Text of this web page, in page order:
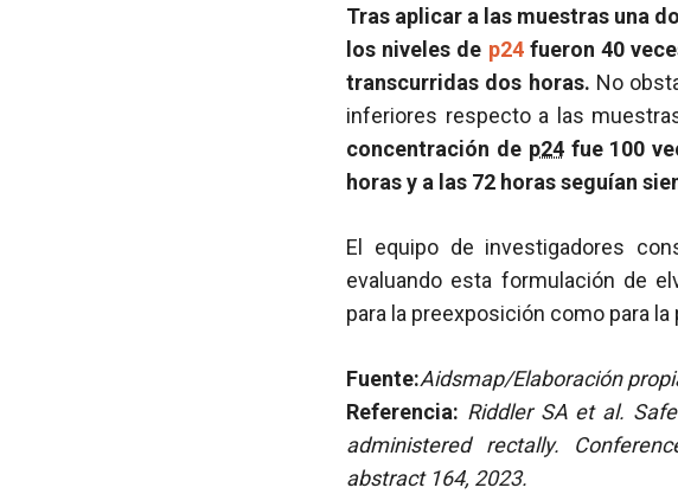
Tras aplicar a las muestras una
los niveles de p24fueron 40
transcurridas dos horas. No
inferiores respecto a las
concentración de p24fue 100
horas y a las 72 horas seguían
El equipo de investigadores
evaluando esta formulación de
para la preexposición como para
Fuente:Aidsmap/Elaboración
Referencia: Riddler SA et al.
administered rectally.
abstract 164, 2023.